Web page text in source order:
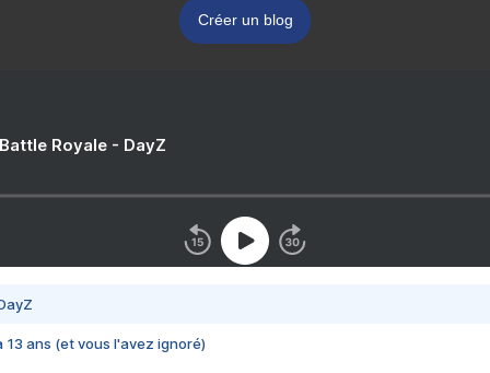
Créer un blog
Royale - DayZ
13 ans (et vous l'avez ignoré)